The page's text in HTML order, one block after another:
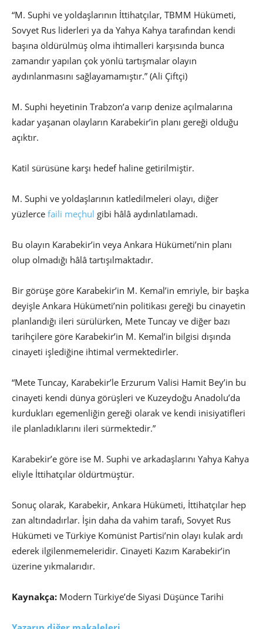
“M. Suphi ve yoldaşlarının İttihatçılar, TBMM Hükümeti,
Sovyet Rus liderleri ya da Yahya Kahya tarafından kendi
başına öldürülmüş olma ihtimalleri karşısında bunca
zamandır yapılan çok yönlü tartışmalar olayın
aydınlanmasını sağlayamamıştır.” (Ali Çiftçi)
M. Suphi heyetinin Trabzon’a varıp denize açılmalarına
kadar yaşanan olayların Karabekir’in planı gereği olduğu
açıktır.
Katil sürüsüne karşı hedef haline getirilmiştir.
M. Suphi ve yoldaşlarının katledilmeleri olayı, diğer
yüzlerce faili meçhul gibi hâlâ aydınlatılamadı.
Bu olayın Karabekir’in veya Ankara Hükümeti’nin planı
olup olmadığı hâlâ tartışılmaktadır.
Bir görüşe göre Karabekir’in M. Kemal’in emriyle, bir başka
deyişle Ankara Hükümeti’nin politikası gereği bu cinayetin
planlandığı ileri sürülürken, Mete Tuncay ve diğer bazı
tarihçilere göre Karabekir’in M. Kemal’in bilgisi dışında
cinayeti işlediğine ihtimal vermektedirler.
“Mete Tuncay, Karabekir’le Erzurum Valisi Hamit Bey’in bu
cinayeti kendi dünya görüşleri ve Kuzeydoğu Anadolu’da
kurdukları egemenliğin gereği olarak ve kendi inisiyatifleri
ile planladıklarını ileri sürmektedir.”
Karabekir’e göre ise M. Suphi ve arkadaşlarını Yahya Kahya
eliyle İttihatçılar öldürtmüştür.
Sonuç olarak, Karabekir, Ankara Hükümeti, İttihatçılar hep
zan altındadırlar. İşin daha da vahim tarafı, Sovyet Rus
Hükümeti ve Türkiye Komünist Partisi’nin olayı kulak ardı
ederek ilgilenmemeleridir. Cinayeti Kazım Karabekir’in
üzerine yıkmalarıdır.
Kaynakça: Modern Türkiye’de Siyasi Düşünce Tarihi